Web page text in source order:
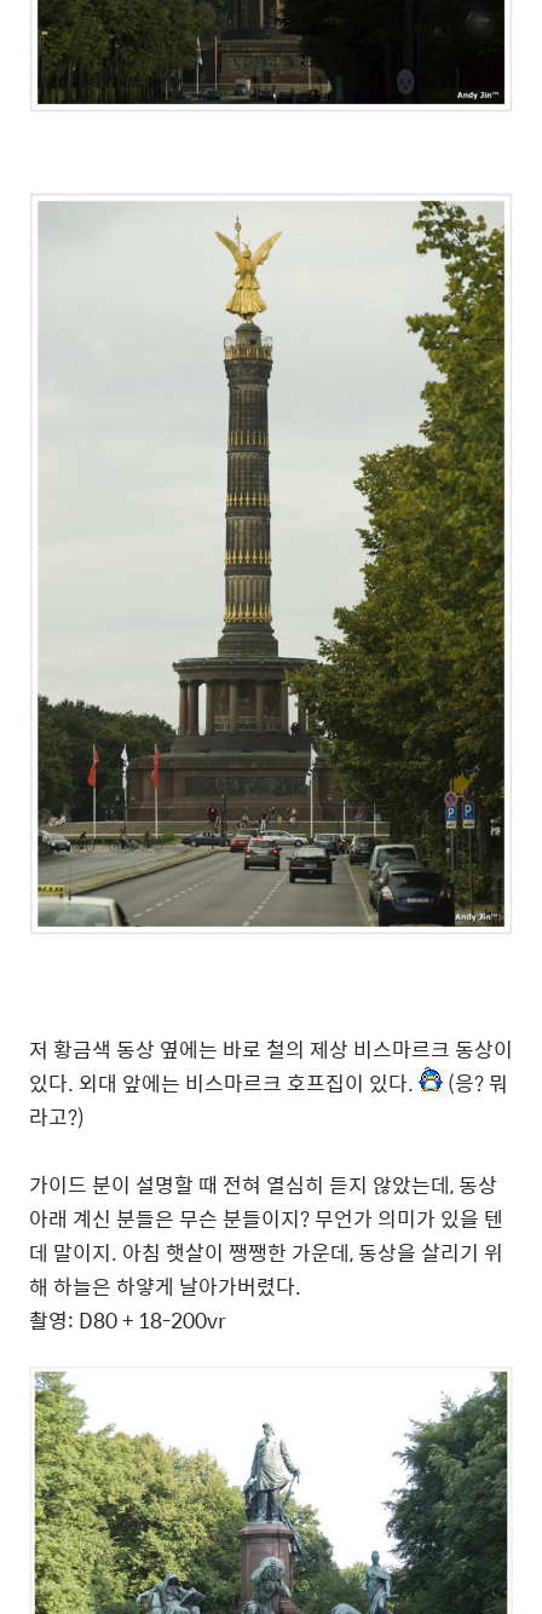
저 황금색 동상 옆에는 바로 철의 제상 비스마르크 동상이
있다. 외대 앞에는 비스마르크 호프집이 있다.
(응? 뭐
라고?)
가이드 분이 설명할 때 전혀 열심히 듣지 않았는데, 동상
아래 계신 분들은 무슨 분들이지? 무언가 의미가 있을 텐
데 말이지. 아침 햇살이 쨍쨍한 가운데, 동상을 살리기 위
해 하늘은 하얗게 날아가버렸다.
촬영: D80 + 18-200vr